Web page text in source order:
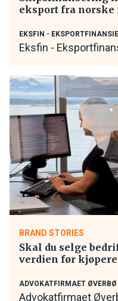
eksport fra
EKSFIN -
Eksfin -
BRAND STORIES
Skal du selge
verdien før
ADVOKATFIRMAET
Advokatfirmaet